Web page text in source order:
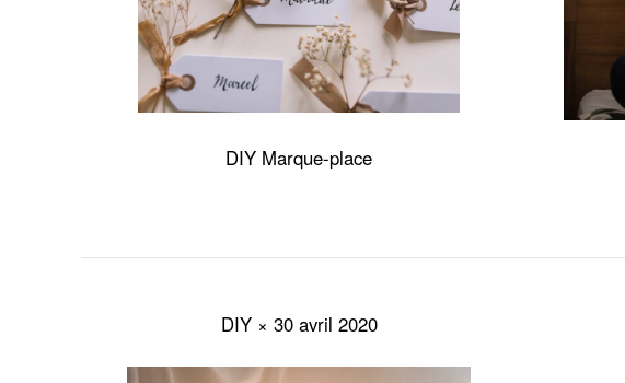
DIY Marque-place
DIY × 30 avril 2020